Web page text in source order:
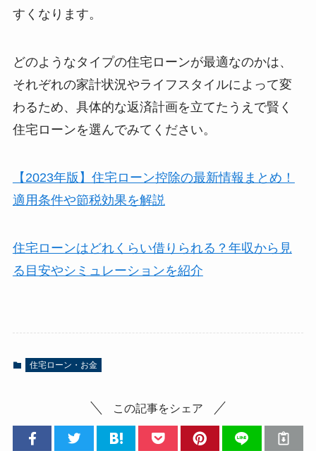
すくなります。
どのようなタイプの住宅ローンが最適なのかは、
それぞれの家計状況やライフスタイルによって変
わるため、具体的な返済計画を立てたうえで賢く
住宅ローンを選んでみてください。
【2023年版】住宅ローン控除の最新情報まとめ！
適用条件や節税効果を解説
住宅ローンはどれくらい借りられる？年収から見
る目安やシミュレーションを紹介
住宅ローン・お金
この記事をシェア